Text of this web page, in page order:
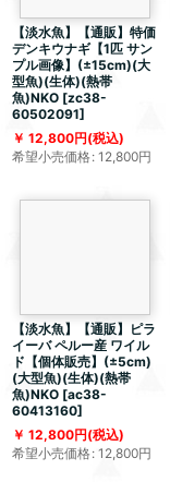
【淡水魚】【通販】特価
デンキウナギ【1匹 サン
プル画像】(±15cm)(大
型魚)(生体)(熱帯
魚)NKO [zc38-
60502091]
12,800円(税込)
希望小売価格: 12,800円
【淡水魚】【通販】ピラ
イーバ ペルー産 ワイル
ド【個体販売】(±5cm)
(大型魚)(生体)(熱帯
魚)NKO [ac38-
60413160]
12,800円(税込)
希望小売価格: 12,800円